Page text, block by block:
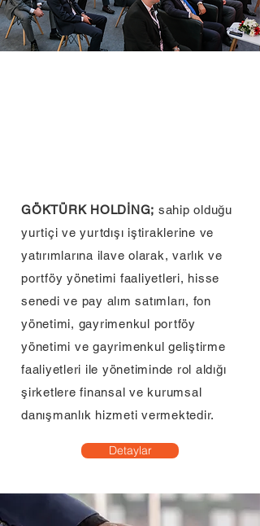
GÖKTÜRK HOLDİNG; sahip olduğu
yurtiçi ve yurtdışı iştiraklerine ve
yatırımlarına ilave olarak, varlık ve
portföy yönetimi faaliyetleri, hisse
senedi ve pay alım satımları, fon
yönetimi, gayrimenkul portföy
yönetimi ve gayrimenkul geliştirme
faaliyetleri ile yönetiminde rol aldığı
şirketlere finansal ve kurumsal
danışmanlık hizmeti vermektedir.
Detaylar